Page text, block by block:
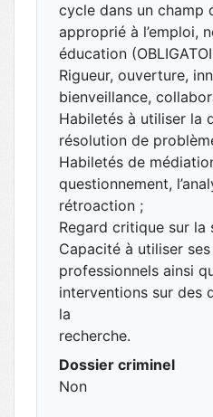
cycle dans un champ
approprié à l’emploi,
éducation
Rigueur, ouverture,
bienveillance,
Habiletés à utiliser la
résolution de
Habiletés de
questionnement,
rétroaction ;
Regard critique sur la
Capacité à utiliser
professionnels ainsi
interventions sur des
la
recherche.
Dossier criminel
Non